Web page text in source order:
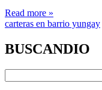
Read more »
carteras en barrio yungay
BUSCANDIO